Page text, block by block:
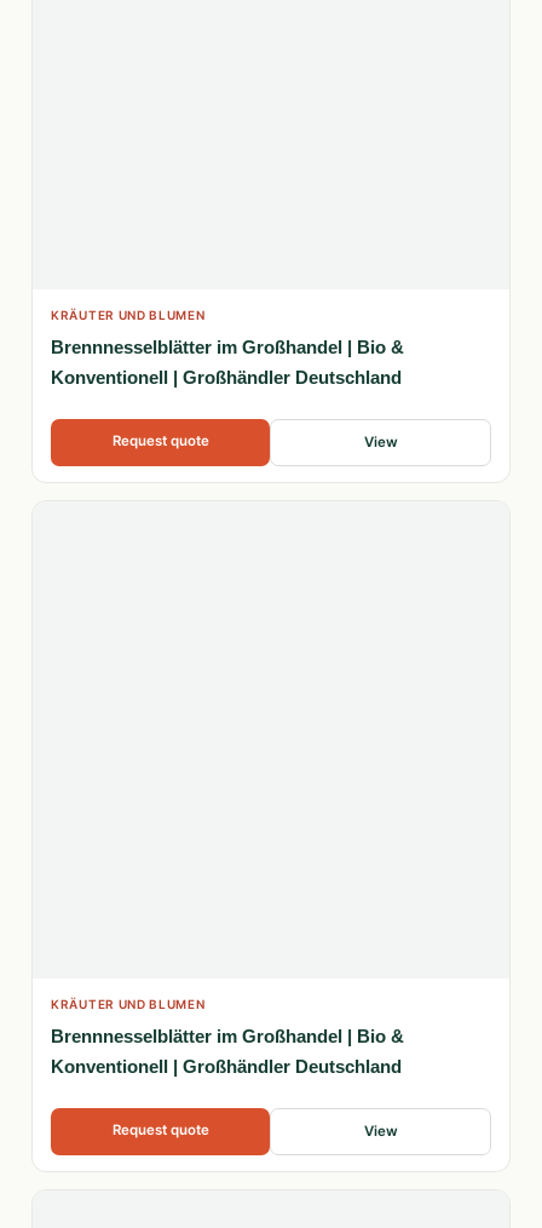
KRÄUTER UND BLUMEN
Brennnesselblätter im Großhandel | Bio &
Konventionell | Großhändler Deutschland
Request quote View
KRÄUTER UND BLUMEN
Brennnesselblätter im Großhandel | Bio &
Konventionell | Großhändler Deutschland
Request quote View